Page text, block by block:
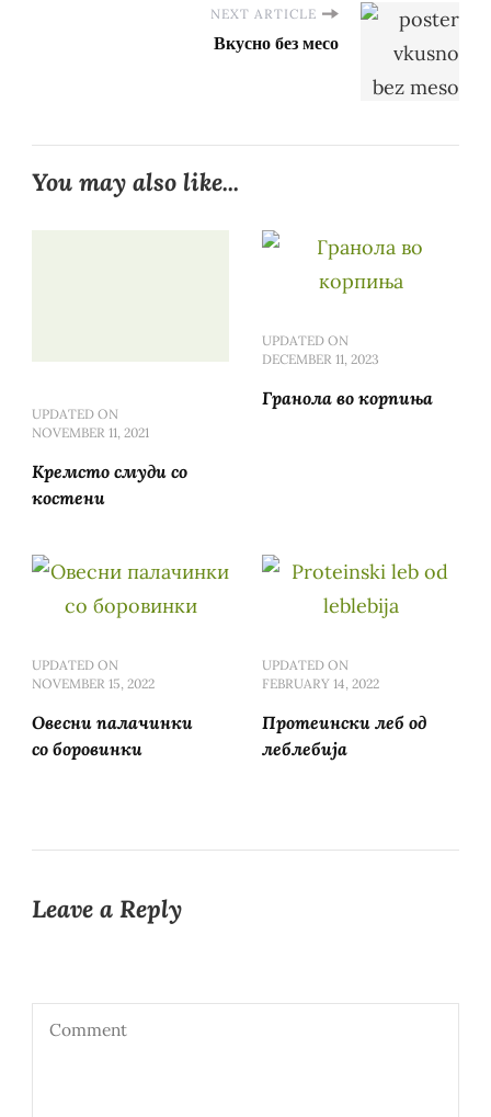
NEXT ARTICLE
Вкусно без месо
You may also like...
UPDATED ON
NOVEMBER 11, 2021
Кремсто смуди со
костени
UPDATED ON
DECEMBER 11, 2023
Гранола во корпиња
UPDATED ON
NOVEMBER 15, 2022
Овесни палачинки
со боровинки
UPDATED ON
FEBRUARY 14, 2022
Протеински леб од
леблебија
Leave a Reply